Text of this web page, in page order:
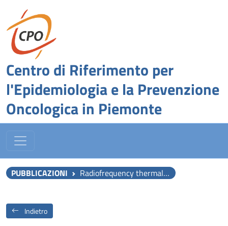
Centro di Riferimento per
l'Epidemiologia e la Prevenzione
Oncologica in Piemonte
PUBBLICAZIONI Radiofrequency thermal ablation (RFA) after transarterial chemoembolization (TACE) as a combined therapy for unresectable non-early hepatocellular carcinoma (HCC).
Indietro